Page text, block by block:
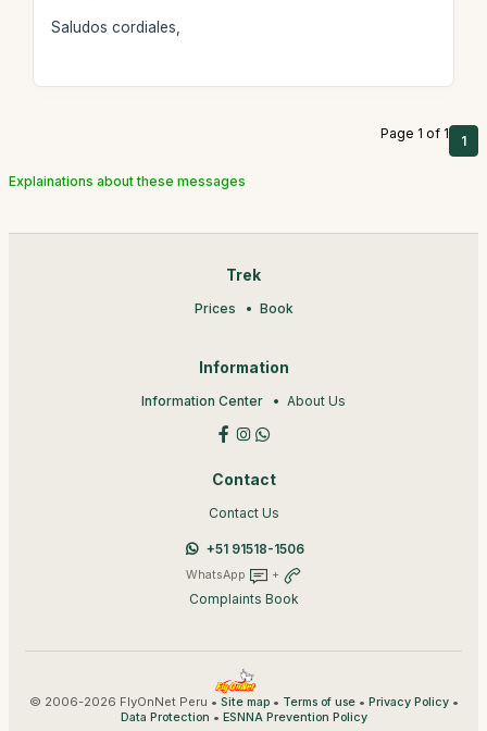
Saludos cordiales,
Page 1 of 1 1
Explainations about these messages
Trek
Prices Book
Information
Information Center About Us
Contact
Contact Us
+51 91518-1506
WhatsApp +
Complaints Book
© 2006-2026 FlyOnNet Peru • Site map• Terms of use• Privacy Policy•
Data Protection • ESNNA Prevention Policy